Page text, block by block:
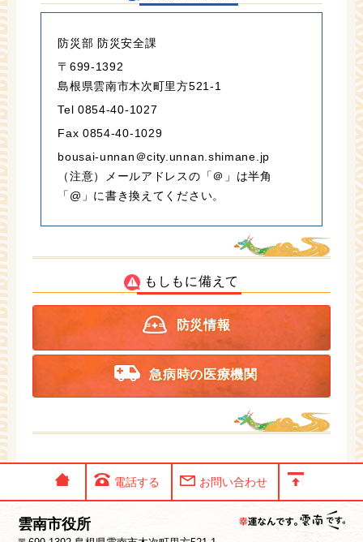
防災部 防災安全課
〒699-1392
島根県雲南市木次町里方521-1
Tel 0854-40-1027
Fax 0854-40-1029
bousai-unnan＠city.unnan.shimane.jp
（注意）メールアドレスの「＠」は半角
「@」に書き換えてください。
もしもに備えて
防災情報
急病時の医療機関
電話する お問い合わせ
雲南市役所